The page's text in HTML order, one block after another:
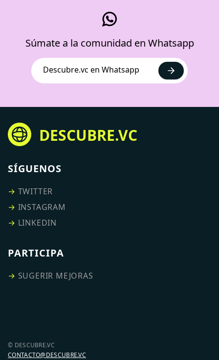
Súmate a la comunidad en Whatsapp
Descubre.vc en Whatsapp
DESCUBRE.VC
SÍGUENOS
→ TWITTER
→ INSTAGRAM
→ LINKEDIN
PARTICIPA
→ SUGERIR MEJORAS
© DESCUBRE.VC
CONTACTO@DESCUBRE.VC